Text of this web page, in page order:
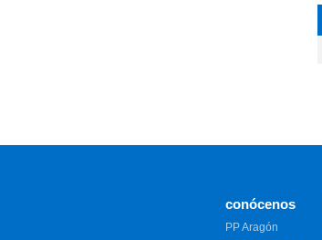
conócenos
PP Aragón